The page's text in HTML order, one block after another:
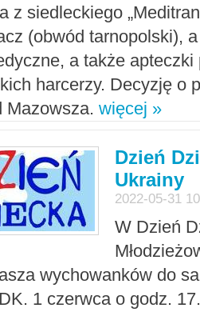
z siedleckiego
(obwód tarnopolski),
a także apteczki
harcerzy. Decyzję o
Mazowsza. więcej »
Dzień
Ukrainy
2022-05-31
W Dzień
wychowanków do
1 czerwca o godz.